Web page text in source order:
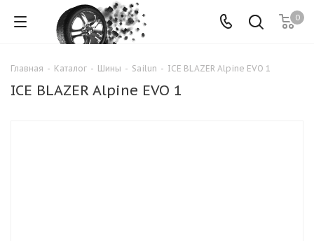
0
Главная - Каталог - Шины - Sailun - ICE BLAZER Alpine EVO 1
ICE BLAZER Alpine EVO 1